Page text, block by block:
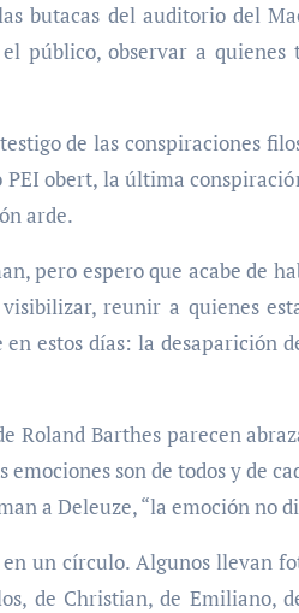
butacas del auditorio del
público, observar a
de las conspiraciones
obert, la última
arde.
pero espero que acabe de
reunir a quienes
estos días: la desaparición
Roland Barthes parecen
emociones son de todos y de
a Deleuze, “la emoción no
un círculo. Algunos llevan
de Christian, de Emiliano,